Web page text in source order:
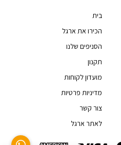
בית
הכירו את ארגל
הסניפים שלנו
תקנון
מועדון לקוחות
מדיניות פרטיות
צור קשר
לאתר ארגל